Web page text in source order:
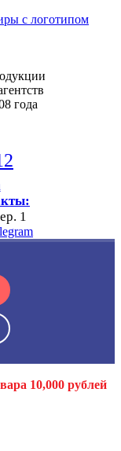
года
1
10,000 рублей